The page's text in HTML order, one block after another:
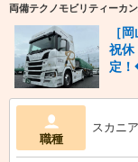
両備テクノモビリティーカ
［
祝休
定
職種
スカニ